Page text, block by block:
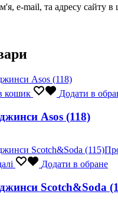
e-mail, та адресу сайту
кошик Додати в
Asos (118)
Додати в обране
Scotch&Soda